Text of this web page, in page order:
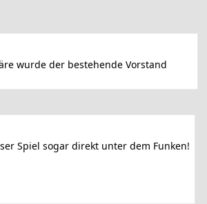
wurde der bestehende Vorstand
Spiel sogar direkt unter dem Funken!